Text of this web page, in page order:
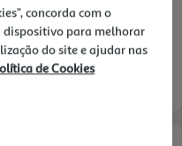
um pano
concorda com o
dispositivo para melhorar
do site e ajudar nas
de Cookies